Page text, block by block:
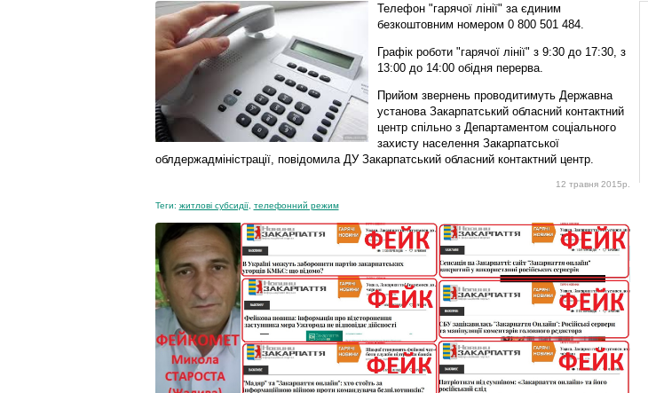
Телефон "гарячої лінії" за єдиним
безкоштовним номером 0 800 501 484.
Графік роботи "гарячої лінії" з 9:30 до 17:30, з
13:00 до 14:00 обідня перерва.
Прийом звернень проводитимуть Державна
установа Закарпатський обласний контактний
центр спільно з Департаментом соціального
захисту населення Закарпатської
облдержадміністрації, повідомила ДУ Закарпатський обласний контактний центр.
12 травня 2015р.
Теги: житлові субсидії, телефонний режим